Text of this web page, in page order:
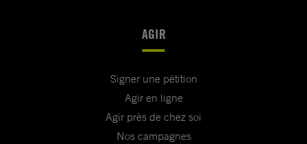
AGIR
Signer une pétition
Agir en ligne
Agir près de chez soi
Nos campagnes